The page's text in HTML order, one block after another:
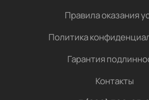
Правила оказания
Политика
Гарантия
Контакты